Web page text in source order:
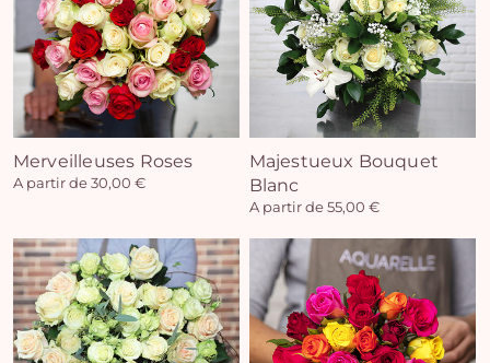
Merveilleuses Roses
A partir de 30,00 €
Majestueux Bouquet
Blanc
A partir de 55,00 €